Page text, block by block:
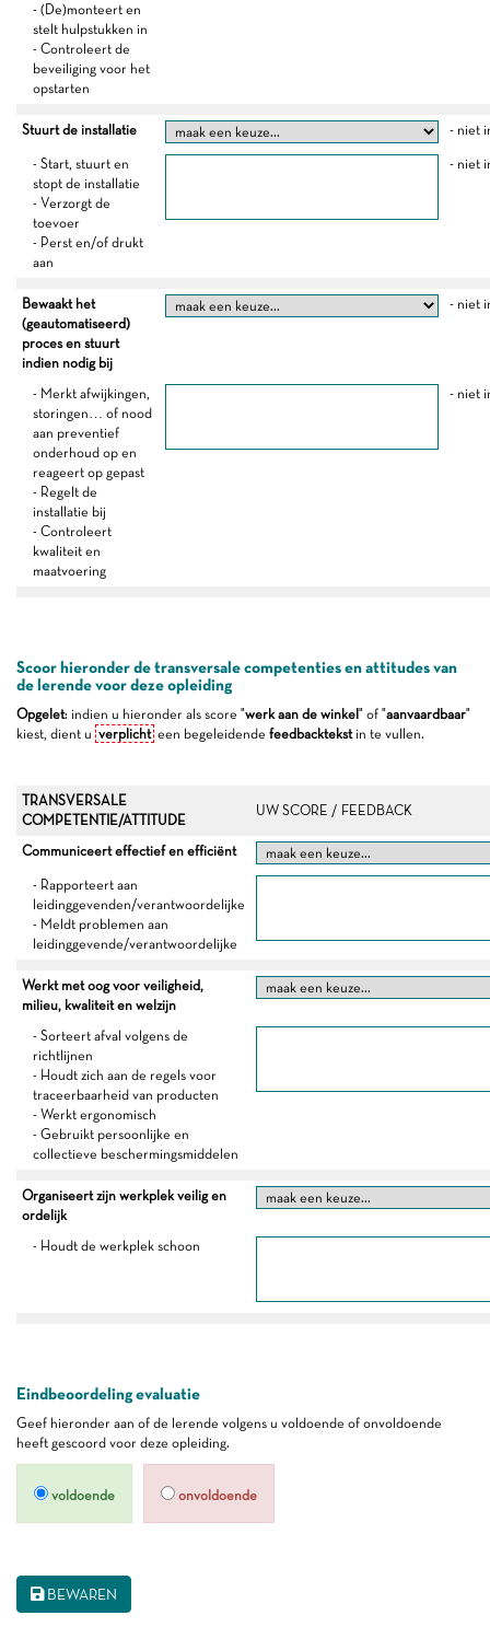
- (De)monteert en
stelt hulpstukken in
- Controleert de
beveiliging voor het
opstarten
Stuurt de installatie - niet
- Start, stuurt en
stopt de installatie
- Verzorgt de
toevoer
- Perst en/of drukt
aan
- niet
Bewaakt het
(geautomatiseerd)
proces en stuurt
indien nodig bij
- niet
- Merkt afwijkingen,
storingen… of nood
aan preventief
onderhoud op en
reageert op gepast
- Regelt de
installatie bij
- Controleert
kwaliteit en
maatvoering
- niet
Scoor hieronder de transversale competenties en attitudes van
de lerende voor deze opleiding
Opgelet: indien u hieronder als score "werk aan de winkel " of "aanvaardbaar"
kiest, dient u verplicht een begeleidende feedbacktekstin te vullen.
TRANSVERSALE
COMPETENTIE/ATTITUDE
UW SCORE / FEEDBACK
Communiceert effectief en efficiënt
- Rapporteert aan
leidinggevenden/verantwoordelijke
- Meldt problemen aan
leidinggevende/verantwoordelijke
Werkt met oog voor veiligheid,
milieu, kwaliteit en welzijn
- Sorteert afval volgens de
richtlijnen
- Houdt zich aan de regels voor
traceerbaarheid van producten
- Werkt ergonomisch
- Gebruikt persoonlijke en
collectieve beschermingsmiddelen
Organiseert zijn werkplek veilig en
ordelijk
- Houdt de werkplek schoon
Eindbeoordeling evaluatie
Geef hieronder aan of de lerende volgens u voldoende of onvoldoende
heeft gescoord voor deze opleiding.
voldoende onvoldoende
BEWAREN